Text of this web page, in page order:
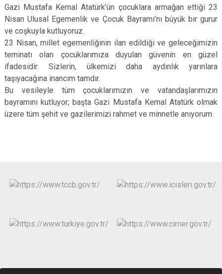
Gazi Mustafa Kemal Atatürk’ün çocuklara armağan ettiği 23
Nisan Ulusal Egemenlik ve Çocuk Bayramı’nı büyük bir gurur
ve coşkuyla kutluyoruz.
23 Nisan, millet egemenliğinin ilan edildiği ve geleceğimizin
teminatı olan çocuklarımıza duyulan güvenin en güzel
ifadesidir. Sizlerin, ülkemizi daha aydınlık yarınlara
taşıyacağına inancım tamdır.
Bu vesileyle tüm çocuklarımızın ve vatandaşlarımızın
bayramını kutluyor; başta Gazi Mustafa Kemal Atatürk olmak
üzere tüm şehit ve gazilerimizi rahmet ve minnetle anıyorum.